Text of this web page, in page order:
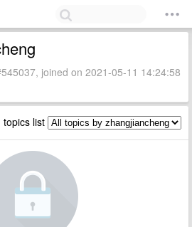
joined on 2021-05-11 14:24:58
topics list